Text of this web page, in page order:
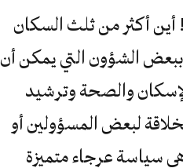
أين أكثر من ثلث السكان
ببعض الشؤون التي يمكن أن
والصحة وترشيد
لبعض المسؤولين أو
سياسة عرجاء متميزة